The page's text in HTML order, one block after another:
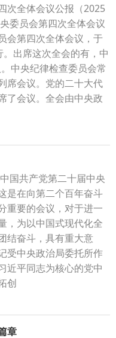
次全体会议公报（2025
委员会第四次全体会议
会第四次全体会议，于
出席这次全会的有，中
中央纪律检查委员会常
席会议。党的二十大代
了会议。全会由中央政
国共产党第二十届中央
是在向第二个百年奋斗
重要的会议，对于进一
，为以中国式现代化全
结奋斗，具有重大意
受中央政治局委托所作
近平同志为核心的党中
创
章